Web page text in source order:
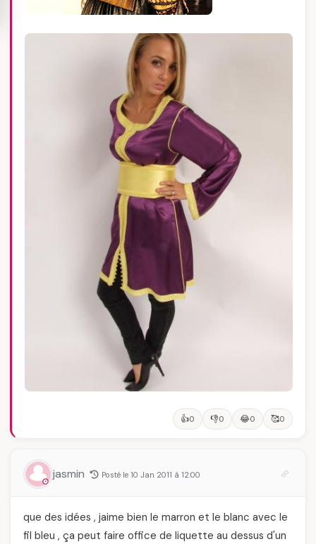
👍0 👎0 😂0 🥰0
jasmin Posté le 10 Jan 2011 à 12:00
que des idées , jaime bien le marron et le blanc avec le
fil bleu , ça peut faire office de liquette au dessus d'un